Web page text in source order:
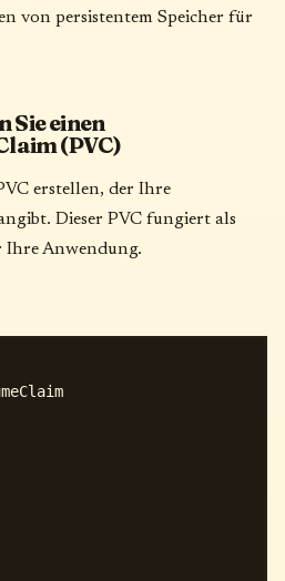
von persistentem Speicher für
Sie einen
(PVC)
erstellen, der Ihre
Dieser PVC fungiert als
Anwendung.